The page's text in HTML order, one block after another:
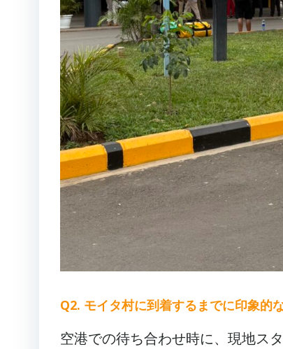
Q2. モイタ村に到着するまでに印象的
空港での待ち合わせ時に、現地ス